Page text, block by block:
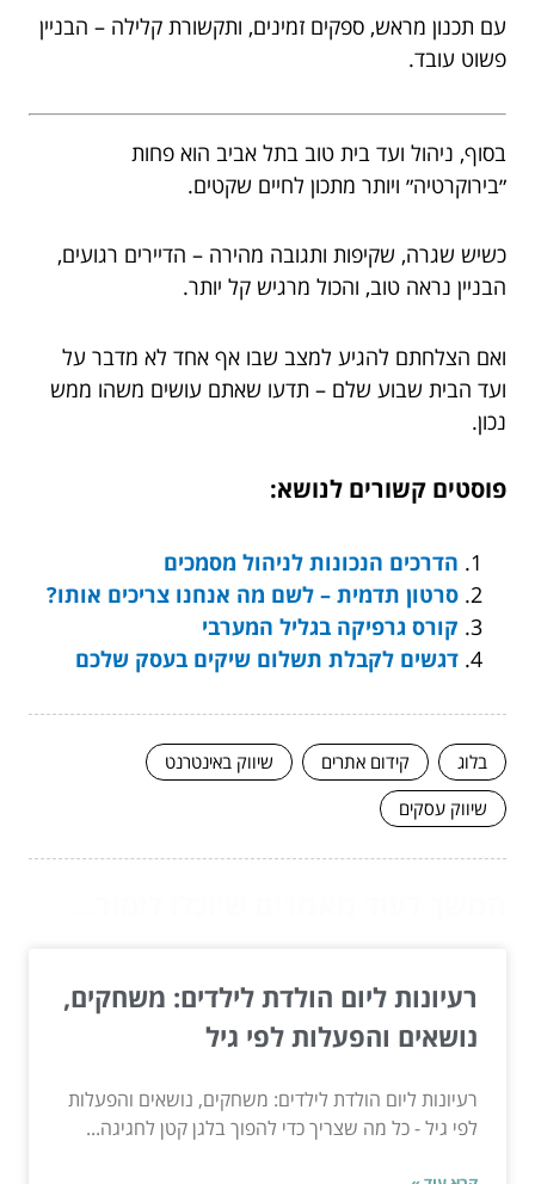
עם תכנון מראש, ספקים זמינים, ותקשורת קלילה – הבניין
פשוט עובד.
בסוף, ניהול ועד בית טוב בתל אביב הוא פחות
״בירוקרטיה״ ויותר מתכון לחיים שקטים.
כשיש שגרה, שקיפות ותגובה מהירה – הדיירים רגועים,
הבניין נראה טוב, והכול מרגיש קל יותר.
ואם הצלחתם להגיע למצב שבו אף אחד לא מדבר על
ועד הבית שבוע שלם – תדעו שאתם עושים משהו ממש
נכון.
פוסטים קשורים לנושא:
הדרכים הנכונות לניהול מסמכים
סרטון תדמית – לשם מה אנחנו צריכים אותו?
קורס גרפיקה בגליל המערבי
דגשים לקבלת תשלום שיקים בעסק שלכם
בלוג קידום אתרים
שיווק באינטרנט
שיווק עסקים
רעיונות ליום הולדת לילדים: משחקים,
נושאים והפעלות לפי גיל
רעיונות ליום הולדת לילדים: משחקים, נושאים והפעלות
לפי גיל - כל מה שצריך כדי להפוך בלגן קטן לחגיגה...